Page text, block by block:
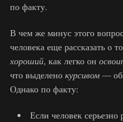
по факту.
В чем же минус этого
человека еще рассказать о
хороший, как легко он
что выделено курсивом —
Однако по факту:
Если человек серьезно